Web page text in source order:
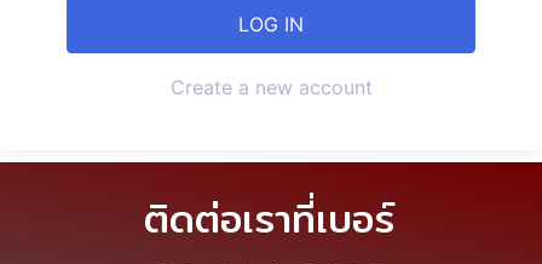
Create a new account
ติดต่อเราที่เบอร์